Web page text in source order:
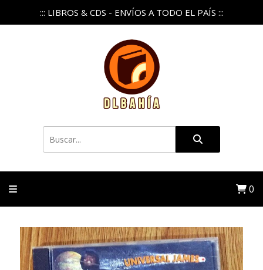
::: LIBROS & CDS - ENVÍOS A TODO EL PAÍS :::
0